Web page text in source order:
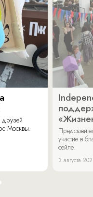
Москвы.
участие в
сейле.
3 августа